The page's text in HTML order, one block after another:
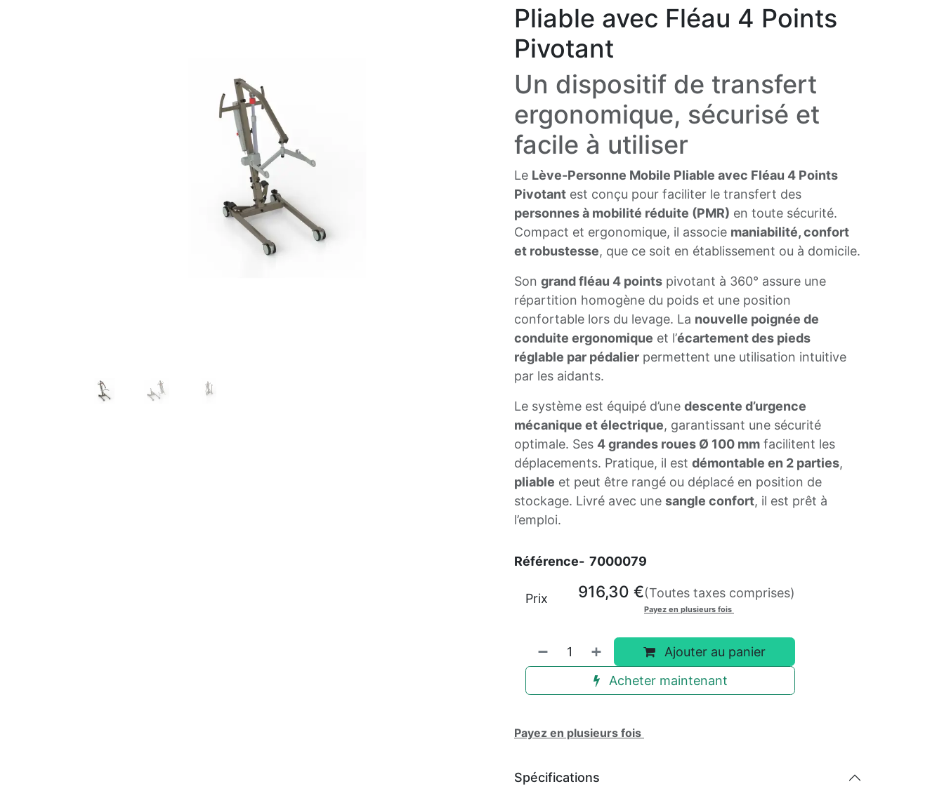
Pliable avec Fléau 4 Points
Pivotant
Un dispositif de transfert
ergonomique, sécurisé et
facile à utiliser
Le Lève-Personne Mobile Pliable avec Fléau 4 Points
Pivotant est conçu pour faciliter le transfert des
personnes à mobilité réduite (PMR) en toute sécurité.
Compact et ergonomique, il associe maniabilité, confort
et robustesse, que ce soit en établissement ou à domicile.
Son grand fléau 4 points pivotant à 360° assure une
répartition homogène du poids et une position
confortable lors du levage. La nouvelle poignée de
conduite ergonomique et l’écartement des pieds
réglable par pédalier permettent une utilisation intuitive
par les aidants.
Le système est équipé d’une descente d’urgence
mécanique et électrique, garantissant une sécurité
optimale. Ses 4 grandes roues Ø 100 mm facilitent les
déplacements. Pratique, il est démontable en 2 parties,
pliable et peut être rangé ou déplacé en position de
stockage. Livré avec une sangle confort, il est prêt à
l’emploi.
Référence- 7000079
Ajouter au panier
Acheter maintenant
Prix 916,30 €(Toutes taxes comprises)
Payez en plusieurs fois
Payez en plusieurs fois
Spécifications